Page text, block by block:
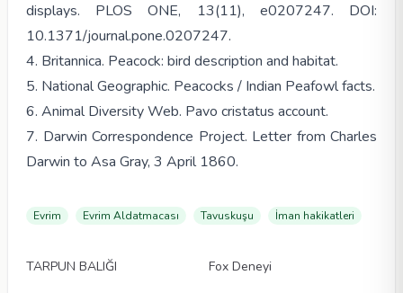
displays. PLOS ONE, 13(11), e0207247. DOI:
10.1371/journal.pone.0207247.
4. Britannica. Peacock: bird description and habitat.
5. National Geographic. Peacocks / Indian Peafowl facts.
6. Animal Diversity Web. Pavo cristatus account.
7. Darwin Correspondence Project. Letter from Charles
Darwin to Asa Gray, 3 April 1860.
Evrim Evrim Aldatmacası Tavuskuşu İman hakikatleri
TARPUN BALIĞI Fox Deneyi